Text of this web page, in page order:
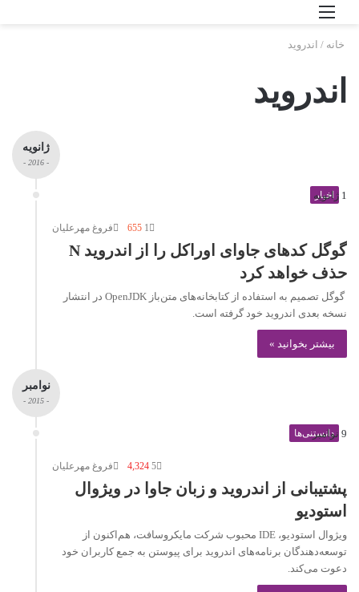
منو
خانه / اندروید
اندروید
ژانویه
- 2016 -
1 ژانویه اخبار
فروغ مهرعلیان 1
گوگل کدهای جاوای اوراکل را از اندروید N
حذف خواهد کرد
گوگل تصمیم به استفاده از کتابخانه‌های متن‌باز OpenJDK در انتشار
نسخه‌ بعدی اندروید خود گرفته است.
بیشتر بخوانید »
نوامبر
- 2015 -
9 نوامبر دانستنی‌ها
فروغ مهرعلیان 5
پشتیبانی از اندروید و زبان جاوا در ویژوال
استودیو
ویژوال استودیو، IDE محبوب شرکت مایکروسافت، هم‌اکنون از
توسعه‌دهندگان برنامه‌های اندروید برای پیوستن به جمع کاربران خود
دعوت می‌کند.